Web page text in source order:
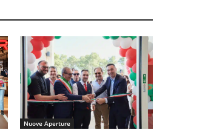
Nuove Aperture